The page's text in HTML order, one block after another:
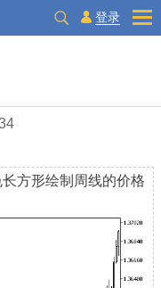
登录
方形绘制周线的价格